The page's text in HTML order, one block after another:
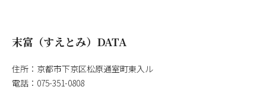
末富（すえとみ）DATA
住所：京都市下京区松原通室町東入ル
電話：075-351-0808